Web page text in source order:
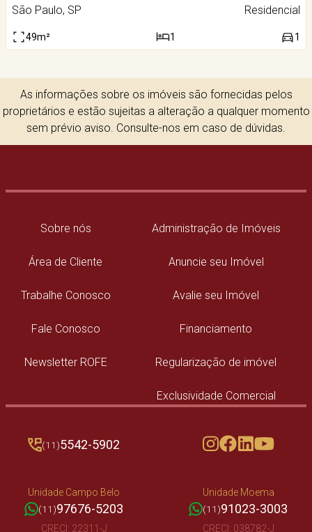
São Paulo, SP
Residencial
49m² 1 1
As informações sobre os imóveis são fornecidas pelos
proprietários e estão sujeitas a alteração a qualquer momento
sem prévio aviso. Consulte-nos em caso de dúvidas.
Sobre nós
Área de Cliente
Trabalhe Conosco
Fale Conosco
Newsletter ROFE
Administração de Imóveis
Anuncie seu Imóvel
Avalie seu Imóvel
Financiamento
Regularização de imóvel
Exclusividade Comercial
(11)5542-5902
Unidade Campo Belo
(11)97676-5203
CRECI: 22311-J
Unidade Moema
(11)91023-3003
CRECI: 038782-J